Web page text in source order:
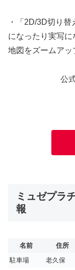
・「2D/3D切り
になったり実写
地図をズームアッ
公
ミュゼプラ
報
名前 住所
駐車場
老久保